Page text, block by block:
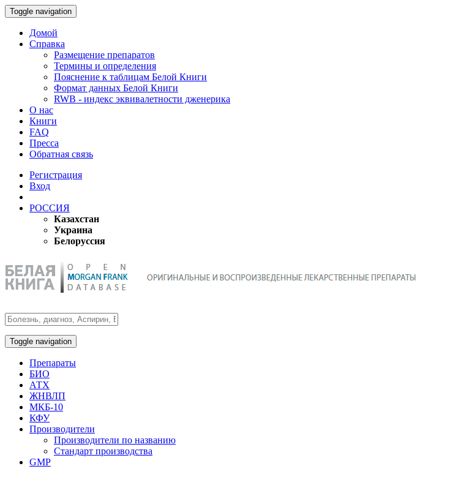
Toggle navigation
Домой
Справка
Размещение препаратов
Термины и определения
Пояснение к таблицам Белой Книги
Формат данных Белой Книги
RWB - индекс эквивалетности дженерика
О нас
Книги
FAQ
Пресса
Обратная связь
Регистрация
Вход
РОССИЯ
Казахстан
Украина
Белоруссия
Toggle navigation
Препараты
БИО
АТХ
ЖНВЛП
МКБ-10
КФУ
Производители
Производители по названию
Стандарт производства
GMP